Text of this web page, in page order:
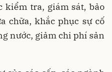
kiểm tra, giám sát, bảo
chữa, khắc phục sự cố
nước, giảm chi phí sản